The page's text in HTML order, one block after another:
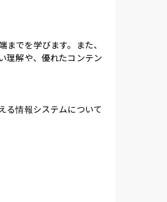
でを学びます。また、
理解や、優れたコンテン
る情報システムについて